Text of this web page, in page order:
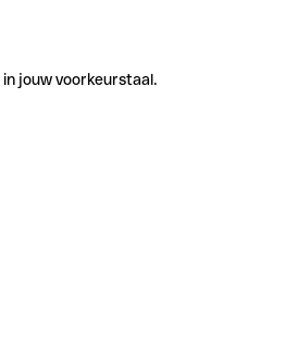
jouw voorkeurstaal.